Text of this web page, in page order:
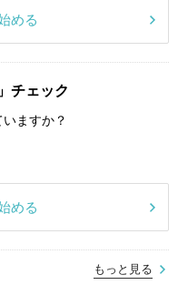
める
チェック
ますか？
める
もっと見る